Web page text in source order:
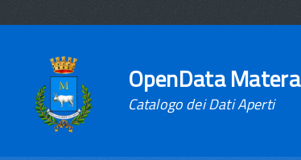
OpenData Matera
Catalogo dei Dati Aperti